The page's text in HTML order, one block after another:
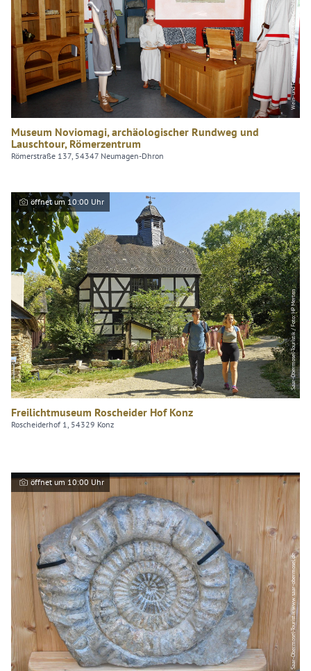
Wein- und Ferienregion Bernkastel-Kues GmbH
Museum Noviomagi, archäologischer Rundweg und
Lauschtour, Römerzentrum
Römerstraße 137, 54347 Neumagen-Dhron
Saar-Obermosel-Touristik / Foto: HP Merten
öffnet um 10:00 Uhr
Freilichtmuseum Roscheider Hof Konz
Roscheiderhof 1, 54329 Konz
Saar-Obermosel-Touristik www.saar-obermosel.de
öffnet um 10:00 Uhr